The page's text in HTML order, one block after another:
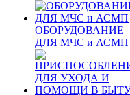
ОБОРУДОВАНИЕ
ДЛЯ МЧС и АСМП